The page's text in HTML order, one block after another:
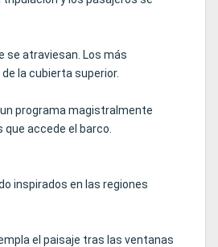
se atraviesan. Los más
la cubierta superior.
un programa magistralmente
accede el barco.
inspirados en las regiones
el paisaje tras las ventanas